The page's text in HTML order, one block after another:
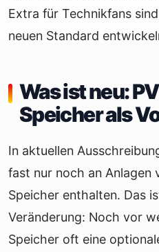
Extra für Technikfans
neuen Standard
Was ist neu:
Speicher als
In aktuellen
fast nur noch an Anlagen
Speicher enthalten. Das
Veränderung: Noch vor
Speicher oft eine